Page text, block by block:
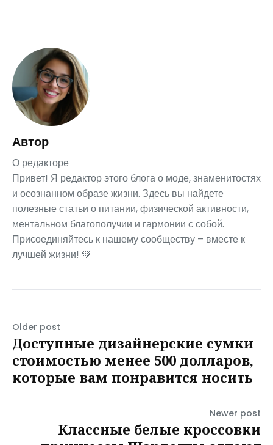
Автор
О редакторе
Привет! Я редактор этого блога о моде, знаменитостях
и осознанном образе жизни. Здесь вы найдете
полезные статьи о питании, физической активности,
ментальном благополучии и гармонии с собой.
Присоединяйтесь к нашему сообществу – вместе к
лучшей жизни! 💚
Older post
Доступные дизайнерские сумки
стоимостью менее 500 долларов,
которые вам понравится носить
Newer post
Классные белые кроссовки